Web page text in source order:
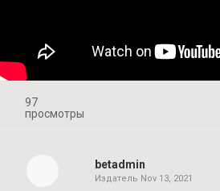
97
просмотры
betadmin
Издатель Nov 13, 2021